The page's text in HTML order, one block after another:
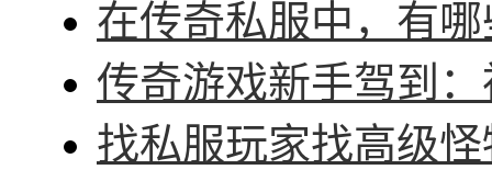
在传奇私服中，有
传奇游戏新手驾到
找私服玩家找高级